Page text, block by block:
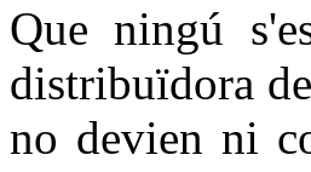
Que ningú
distribuïdora
no devien ni